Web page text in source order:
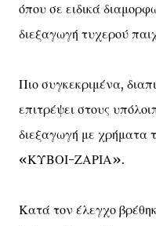
όπου σε ειδικά
διεξαγωγή τυχερού
Πιο συγκεκριμένα,
επιτρέψει στους
διεξαγωγή με χρήματα
«ΚΥΒΟΙ-ΖΑΡΙΑ».
Κατά τον έλεγχο